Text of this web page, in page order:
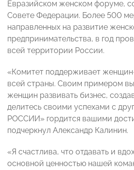
Евразийском женском форуме,
Совете Федерации. Более 500
направленных на развитие
предпринимательства, в год
всей территории России.
«Комитет поддерживает
всей страны. Своим примером
женщин развивать бизнес,
делитесь своими успехами с
РОССИИ» гордится вашими
подчеркнул Александр Калинин.
«Я счастлива, что отдавать и
основной ценностью нашей